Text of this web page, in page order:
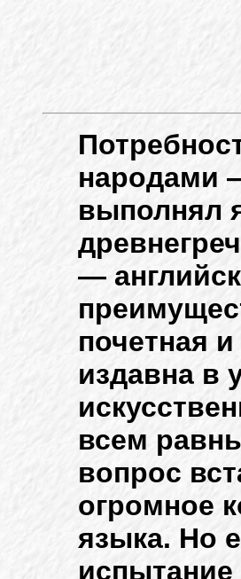
народами
выполнял
—
почетная
издавна в
всем
вопрос
огромное
языка. Но
испытание